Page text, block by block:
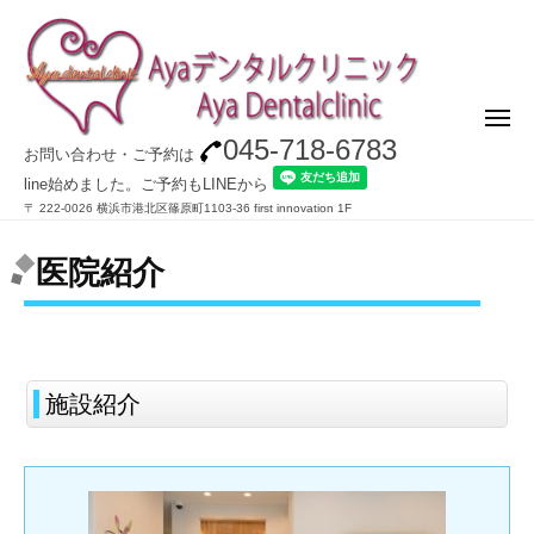
お問い合わせ・ご予約は 045-718-6783
line始めました。ご予約もLINEから
〒 222-00​26 横浜市港北区篠原町1103-36 first innovation 1F
医院紹介
施設紹介